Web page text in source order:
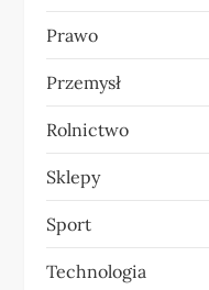
Prawo
Przemysł
Rolnictwo
Sklepy
Sport
Technologia